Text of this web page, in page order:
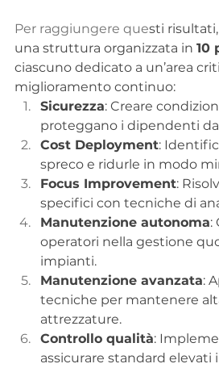
Per raggiungere questi risultati,
una struttura organizzata in 10
ciascuno dedicato a un’area
miglioramento continuo:
Sicurezza: Creare
proteggano i dipendenti
Cost Deployment:
spreco e ridurle in modo
Focus Improvement:
specifici con tecniche di
Manutenzione autonoma:
operatori nella gestione
impianti.
Manutenzione avanzata:
tecniche per mantenere
attrezzature.
Controllo qualità:
assicurare standard elevati